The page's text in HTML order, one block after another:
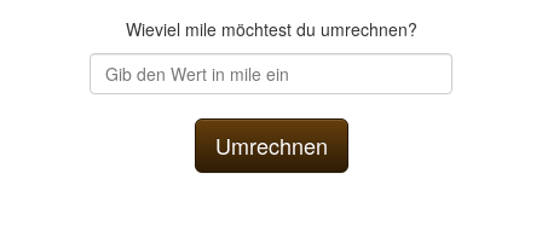
Wieviel mile möchtest du umrechnen?